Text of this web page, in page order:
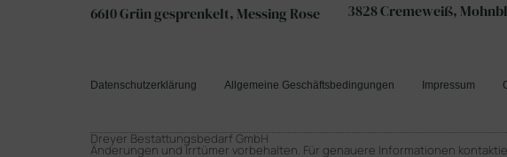
6610 Grün gesprenkelt, Messing Rose 3828 Cremeweiß,
Datenschutzerklärung Allgemeine Geschäftsbedingungen Impressum
Dreyer Bestattungsbedarf GmbH
Änderungen und Irrtümer vorbehalten. Für genauere Informationen